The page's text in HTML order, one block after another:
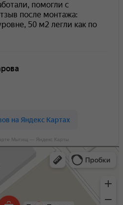
Мытищ — Яндекс Карты